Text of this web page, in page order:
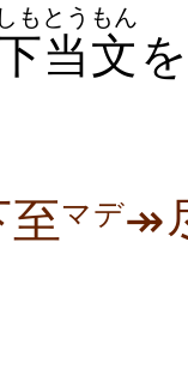
しも
当文
とうもん
を
至マデ↠